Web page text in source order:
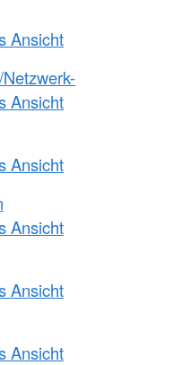
Ansicht
Ansicht
Ansicht
Ansicht
Ansicht
Ansicht